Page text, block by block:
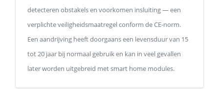
detecteren obstakels en voorkomen insluiting — een
verplichte veiligheidsmaatregel conform de CE-norm.
Een aandrijving heeft doorgaans een levensduur van 15
tot 20 jaar bij normaal gebruik en kan in veel gevallen
later worden uitgebreid met smart home modules.